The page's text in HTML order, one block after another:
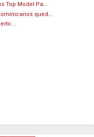
Top Model Pa...
qued...